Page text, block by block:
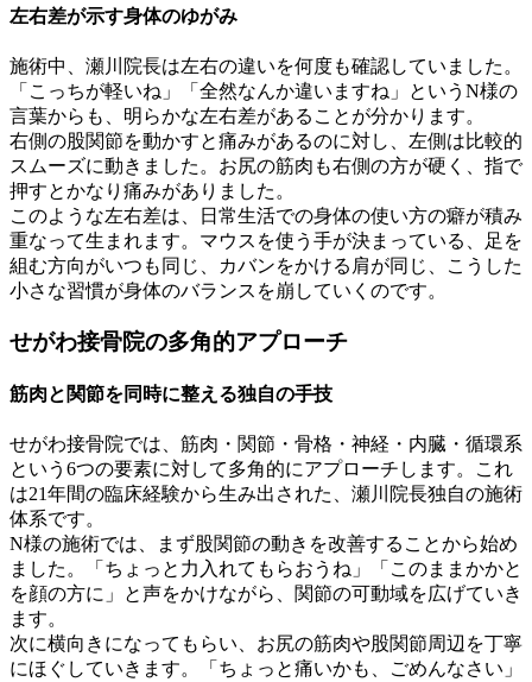
左右差が示す身体のゆがみ
施術中、瀬川院長は左右の違いを何度も確認していました。
「こっちが軽いね」「全然なんか違いますね」というN様の
言葉からも、明らかな左右差があることが分かります。
右側の股関節を動かすと痛みがあるのに対し、左側は比較的
スムーズに動きました。お尻の筋肉も右側の方が硬く、指で
押すとかなり痛みがありました。
このような左右差は、日常生活での身体の使い方の癖が積み
重なって生まれます。マウスを使う手が決まっている、足を
組む方向がいつも同じ、カバンをかける肩が同じ、こうした
小さな習慣が身体のバランスを崩していくのです。
せがわ接骨院の多角的アプローチ
筋肉と関節を同時に整える独自の手技
せがわ接骨院では、筋肉・関節・骨格・神経・内臓・循環系
という6つの要素に対して多角的にアプローチします。これ
は21年間の臨床経験から生み出された、瀬川院長独自の施術
体系です。
N様の施術では、まず股関節の動きを改善することから始め
ました。「ちょっと力入れてもらおうね」「このままかかと
を顔の方に」と声をかけながら、関節の可動域を広げていき
ます。
次に横向きになってもらい、お尻の筋肉や股関節周辺を丁寧
にほぐしていきます。「ちょっと痛いかも、ごめんなさい」